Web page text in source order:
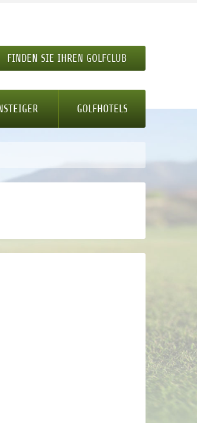
FINDEN SIE IHREN GOLFCLUB
GOLFHOTELS